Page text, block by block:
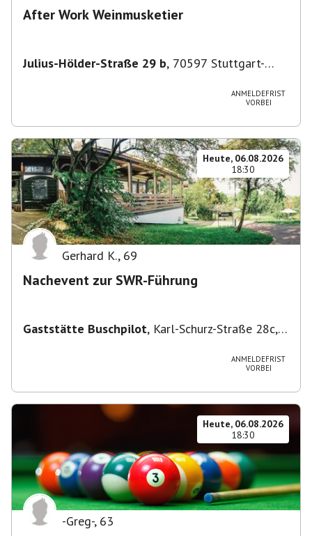
After Work Weinmusketier
Julius-Hölder-Straße 29 b, 70597 Stuttgart-
ANMELDEFRIST
VORBEI
Heute, 06.08.2026
18:30
Gerhard K., 69
Nachevent zur SWR-Führung
Gaststätte Buschpilot, Karl-Schurz-Straße 28c,
ANMELDEFRIST
VORBEI
Heute, 06.08.2026
18:30
-Greg-, 63